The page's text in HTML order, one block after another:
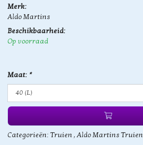
Merk:
Aldo Martins
Beschikbaarheid:
Op voorraad
Maat: *
Categorieën: Truien , Aldo Martins Truien